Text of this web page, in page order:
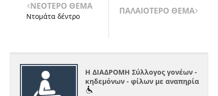
ΝΕΟΤΕΡΟ ΘΕΜΑ
Ντομάτα δέντρο
ΠΑΛΑΙΟΤΕΡΟ ΘΕΜΑ
Η ΔΙΑΔΡΟΜΗ Σύλλογος γονέων -
κηδεμόνων - φίλων με αναπηρία